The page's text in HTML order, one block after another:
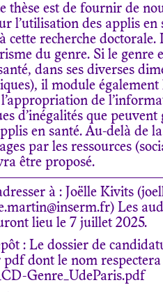
thèse est de fournir de
l’utilisation des applis
cette recherche doctorale.
du genre. Si le genre
dans ses diverses
il module également
de
d’inégalités que
en santé. Au-delà de
par les ressources
être proposé.
à : Joëlle Kivits
Les
lieu le 7 juillet 2025.
: Le dossier de
pdf dont le nom
Genre_UdeParis.pdf